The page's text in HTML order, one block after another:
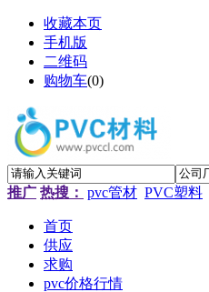
收藏本页
手机版
二维码
购物车(0)
推广 热搜： pvc管材 PVC塑料
首页
供应
求购
pvc价格行情